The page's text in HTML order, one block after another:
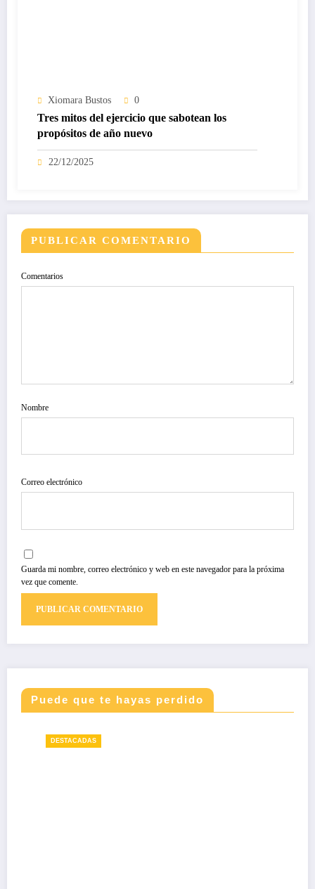
Xiomara Bustos 0
Tres mitos del ejercicio que sabotean los
propósitos de año nuevo
22/12/2025
PUBLICAR COMENTARIO
Comentarios
Nombre
Correo electrónico
Guarda mi nombre, correo electrónico y web en este navegador para la próxima
vez que comente.
Puede que te hayas perdido
DESTACADAS